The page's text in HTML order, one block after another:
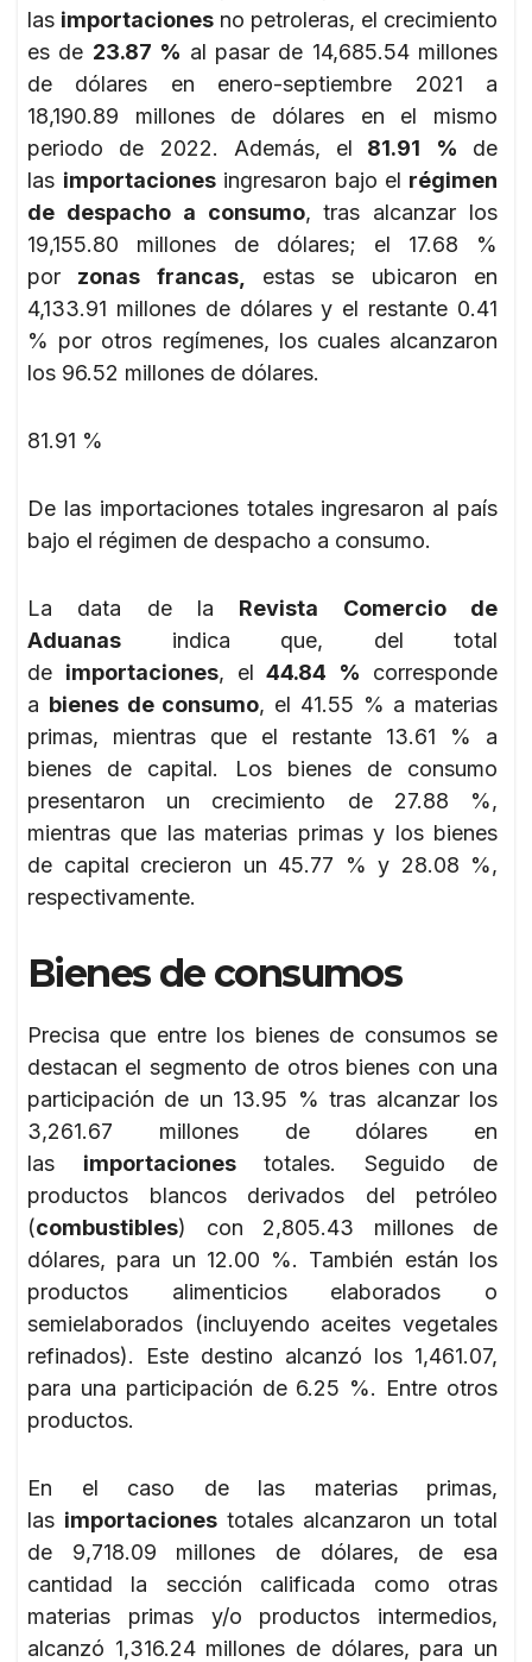
las importaciones no petroleras, el crecimiento
es de 23.87 % al pasar de 14,685.54 millones
de dólares en enero-septiembre 2021 a
18,190.89 millones de dólares en el mismo
periodo de 2022. Además, el 81.91 % de
las importacionesingresaron bajo el régimen
de despacho a consumo, tras alcanzar los
19,155.80 millones de dólares; el 17.68 %
por zonas francas,
estas se ubicaron en
4,133.91 millones de dólares y el restante 0.41
% por otros regímenes, los cuales alcanzaron
los 96.52 millones de dólares.
81.91 %
De las importaciones totales ingresaron al país
bajo el régimen de despacho a consumo.
La data de la Revista Comercio de
Aduanas indica que, del total
de importaciones, el44.84 % corresponde
a bienes de consumo, el 41.55 % a materias
primas, mientras que el restante 13.61 % a
bienes de capital. Los bienes de consumo
presentaron un crecimiento de 27.88 %,
mientras que las materias primas y los bienes
de capital crecieron un 45.77 % y 28.08 %,
respectivamente.
Bienes de consumos
Precisa que entre los bienes de consumos se
destacan el segmento de otros bienes con una
participación de un 13.95 % tras alcanzar los
3,261.67 millones de dólares en
las importacionestotales. Seguido de
productos blancos derivados del petróleo
(combustibles) con 2,805.43 millones de
dólares, para un 12.00 %. También están los
productos alimenticios elaborados o
semielaborados (incluyendo aceites vegetales
refinados). Este destino alcanzó los 1,461.07,
para una participación de 6.25 %. Entre otros
productos.
En el caso de las materias primas,
las importaciones totales alcanzaron un total
de 9,718.09 millones de dólares, de esa
cantidad la sección calificada como otras
materias primas y/o productos intermedios,
alcanzó 1,316.24 millones de dólares, para un